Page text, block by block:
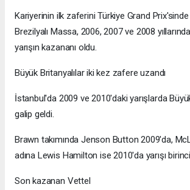
Kariyerinin ilk zaferini Türkiye Grand
Brezilyalı Massa, 2006, 2007 ve 2008
yarışın kazananı oldu.
Büyük Britanyalılar iki kez zafere uzandı
İstanbul'da 2009 ve 2010'daki yarışlarda
galip geldi.
Brawn takımında Jenson Button 2009'da,
adına Lewis Hamilton ise 2010'da yarışı
Son kazanan Vettel